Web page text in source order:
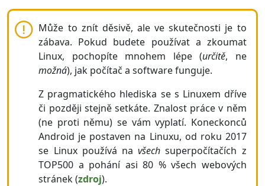
Může to znít děsivě, ale ve skutečnosti je to
zábava. Pokud budete používat a zkoumat
Linux, pochopíte mnohem lépe (určitě, ne
možná), jak počítač a software funguje.
Z pragmatického hlediska se s Linuxem dříve
či později stejně setkáte. Znalost práce v něm
(ne proti němu) se vám vyplatí. Koneckonců
Android je postaven na Linuxu, od roku 2017
se Linux používá navšech superpočítačích z
TOP500 a pohání asi 80 % všech webových
stránek (zdroj).